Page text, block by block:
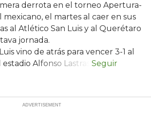
derrota en el torneo Apertura-
el martes al caer en sus
al Atlético San Luis y al Querétaro
jornada.
vino de atrás para vencer 3-1 al
Alfonso Lastras.